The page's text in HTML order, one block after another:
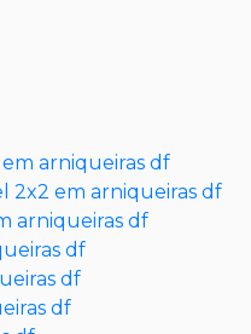
arniqueiras df
2x2 em arniqueiras df
arniqueiras df
df
df
df